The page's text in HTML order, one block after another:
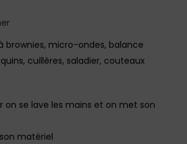
brownies, micro-ondes, balance
cuillères, saladier, couteaux
se lave les mains et on met son
matériel